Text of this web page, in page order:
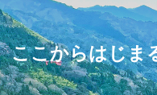
ここからはじま